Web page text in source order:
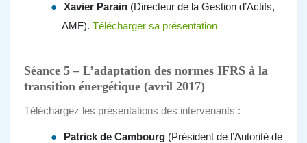
Xavier Parain(Directeur de la Gestion d’Actifs,
AMF). Télécharger sa présentation
Séance 5 – L’adaptation des normes IFRS à la
transition énergétique (avril 2017)
Téléchargez les présentations des intervenants :
Patrick de Cambourg(Président de l’Autorité de